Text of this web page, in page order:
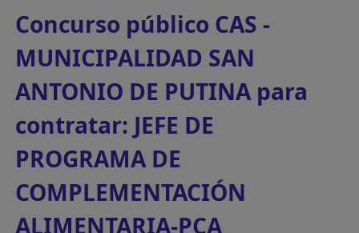
Concurso público CAS -
MUNICIPALIDAD SAN
ANTONIO DE PUTINA para
contratar: JEFE DE
PROGRAMA DE
COMPLEMENTACIÓN
ALIMENTARIA-PCA